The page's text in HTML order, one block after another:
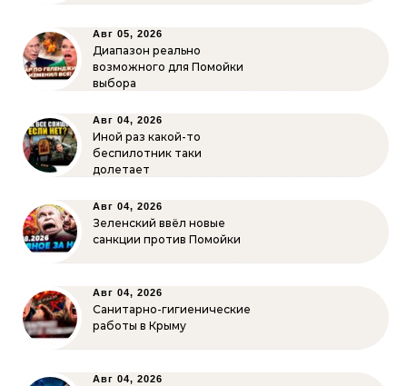
Авг 05, 2026
Диапазон реально
возможного для Помойки
выбора
Авг 04, 2026
Иной раз какой-то
беспилотник таки
долетает
Авг 04, 2026
Зеленский ввёл новые
санкции против Помойки
Авг 04, 2026
Санитарно-гигиенические
работы в Крыму
Авг 04, 2026